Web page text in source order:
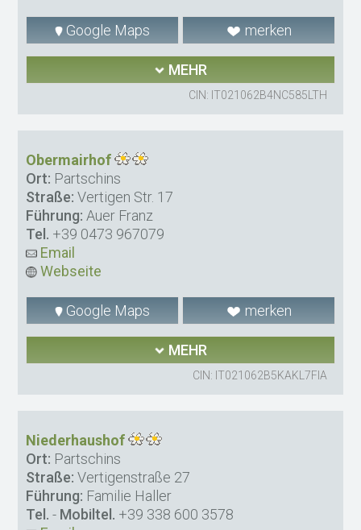
Google Maps merken
MEHR
CIN: IT021062B4NC585LTH
Obermairhof
Ort: Partschins
Straße: Vertigen Str. 17
Führung: Auer Franz
Tel. +39 0473 967079
Email
Webseite
Google Maps merken
MEHR
CIN: IT021062B5KAKL7FIA
Niederhaushof
Ort: Partschins
Straße: Vertigenstraße 27
Führung: Familie Haller
Tel. - Mobiltel. +39 338 600 3578